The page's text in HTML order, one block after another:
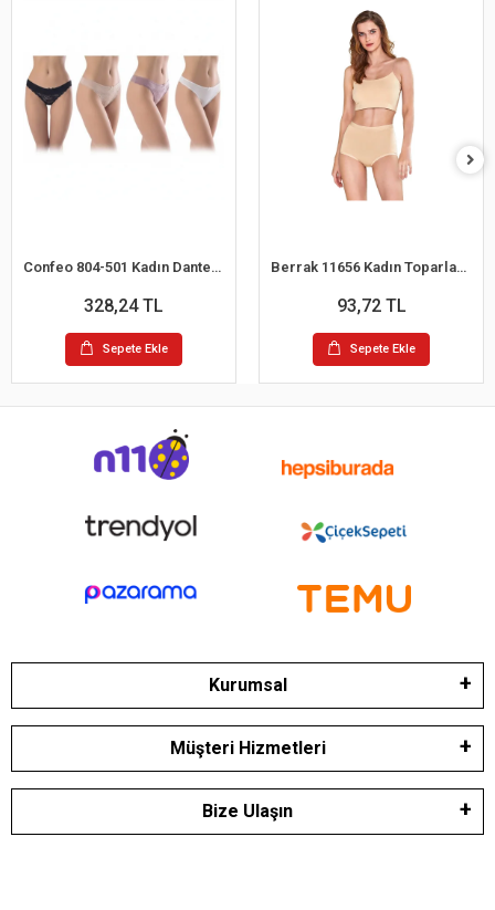
Confeo 804-501 Kadın Dantelli 4 lü Tanga Külot
328,24 TL
Sepete Ekle
Berrak 11656 Kadın Toparlayıcı Bato Külot
93,72 TL
Sepete Ekle
Kurumsal
Müşteri Hizmetleri
Bize Ulaşın